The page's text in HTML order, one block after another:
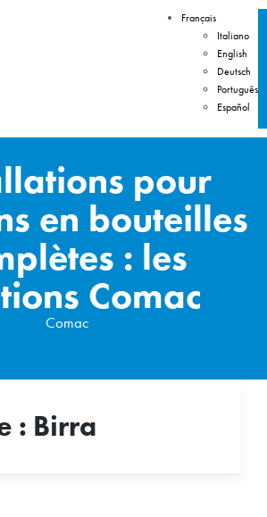
Français
Italiano
English
Deutsch
Português
Español
pour
en bouteilles
: les
Comac
Comac
: Birra